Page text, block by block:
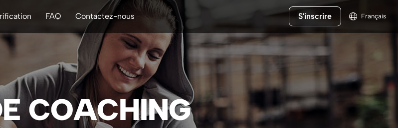
FAQ Contactez-nous S'inscrire Français
COACHING